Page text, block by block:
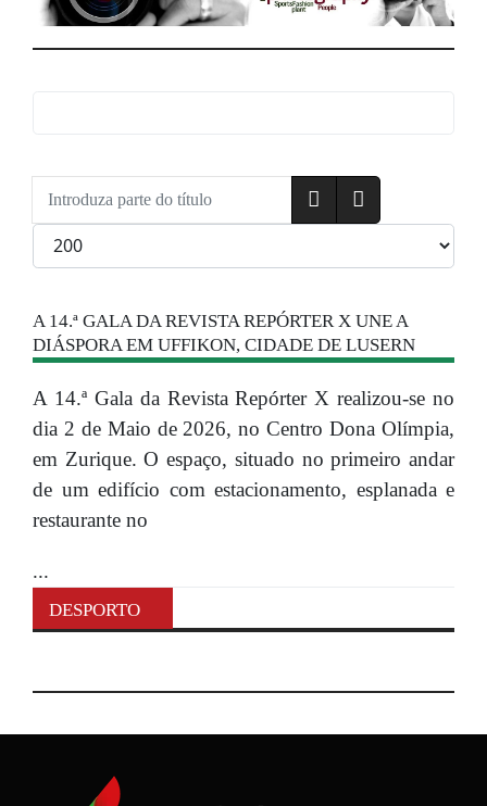
Introduza parte do título
Qtd. a exibir
A 14.ª GALA DA REVISTA REPÓRTER X UNE A
DIÁSPORA EM UFFIKON, CIDADE DE LUSERN
A 14.ª Gala da Revista Repórter X realizou-se no
dia 2 de Maio de 2026, no Centro Dona Olímpia,
em Zurique. O espaço, situado no primeiro andar
de um edifício com estacionamento, esplanada e
restaurante no
...
DESPORTO